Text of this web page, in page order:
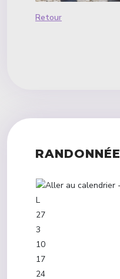
Retour
RANDONNÉE
L
27
3
10
17
24